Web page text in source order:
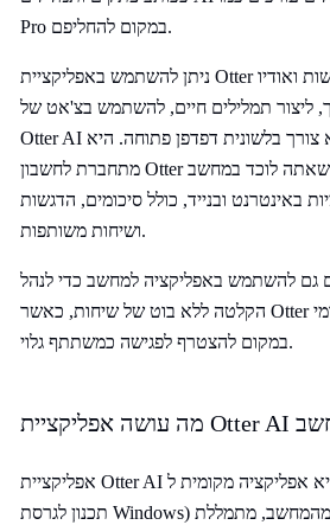
Pro במקום להחליפם.
ניתן להשתמש באפליקציית Otter למחשב כדי להקליט פגישות ואודיו
ליצור תמלילים חיים, להשתמש בצ'אט של
Otter AI ולערוך שיחות ללא צורך בלשונית דפדפן פתוחה. היא
מתחברת לחשבון Otter שלך, כך שכל מה שאתה לוכד במחשב
באינטרנט ובנייד, כולל סיכומים, הדגשות
ושיחות משותפות.
גם להשתמש באפליקציה למחשב כדי לנהל
הקלטה ללא בוט של שיחות, כאשר Otter מקליט אודיו באופן מקומי
במקום להצטרף לפגישה כמשתתף גלוי.
אפליקציית Otter AI למחשב היא אפליקציה מקומית ל-macOS (עם
תכנון לגרסת Windows) שמקליטה פגישות ואודיו מהמחשב, מתמללת